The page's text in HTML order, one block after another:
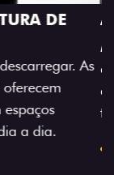
LATERAL
A
facilita o
tornando o
você esteja.